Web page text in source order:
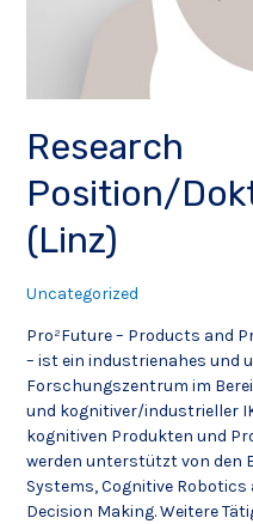
Research
Position/
(Linz)
Uncategorized
Pro²Future – Products and
– ist ein industrienahes und
Forschungszentrum im
und kognitiver/industrieller
kognitiven Produkten und
werden unterstützt von den
Systems, Cognitive Robotics
Decision Making. Weitere